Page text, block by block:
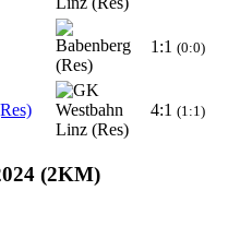
1:1 (0:0)
4:1 (1:1)
(2KM)